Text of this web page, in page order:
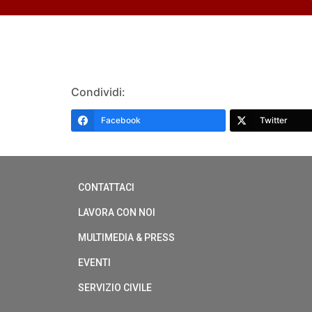
Condividi:
Facebook Twitter
CONTATTACI
LAVORA CON NOI
MULTIMEDIA & PRESS
EVENTI
SERVIZIO CIVILE